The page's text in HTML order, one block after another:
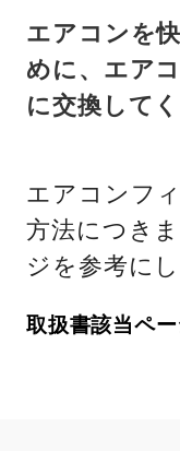
エアコンを
めに、エア
に交換して
エアコンフ
方法につき
ジを参考に
取扱書該当ペ